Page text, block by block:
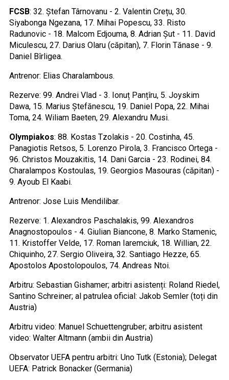
FCSB: 32. Ștefan Târnovanu - 2. Valentin Crețu, 30.
Siyabonga Ngezana, 17. Mihai Popescu, 33. Risto
Radunovic - 18. Malcom Edjouma, 8. Adrian Șut - 11. David
Miculescu, 27. Darius Olaru (căpitan), 7. Florin Tănase - 9.
Daniel Bîrligea.
Antrenor: Elias Charalambous.
Rezerve: 99. Andrei Vlad - 3. Ionuț Panțîru, 5. Joyskim
Dawa, 15. Marius Ștefănescu, 19. Daniel Popa, 22. Mihai
Toma, 24. Wiliam Baeten, 29. Alexandru Musi.
Olympiakos: 88. Kostas Tzolakis - 20. Costinha, 45.
Panagiotis Retsos, 5. Lorenzo Pirola, 3. Francisco Ortega -
96. Christos Mouzakitis, 14. Dani Garcia - 23. Rodinei, 84.
Charalampos Kostoulas, 19. Georgios Masouras (căpitan) -
9. Ayoub El Kaabi.
Antrenor: Jose Luis Mendilibar.
Rezerve: 1. Alexandros Paschalakis, 99. Alexandros
Anagnostopoulos - 4. Giulian Biancone, 8. Marko Stamenic,
11. Kristoffer Velde, 17. Roman Iaremciuk, 18. Willian, 22.
Chiquinho, 27. Sergio Oliveira, 32. Santiago Hezze, 65.
Apostolos Apostolopoulos, 74. Andreas Ntoi.
Arbitru: Sebastian Gishamer; arbitri asistenți: Roland Riedel,
Santino Schreiner; al patrulea oficial: Jakob Semler (toți din
Austria)
Arbitru video: Manuel Schuettengruber; arbitru asistent
video: Walter Altmann (ambii din Austria)
Observator UEFA pentru arbitri: Uno Tutk (Estonia); Delegat
UEFA: Patrick Bonacker (Germania)